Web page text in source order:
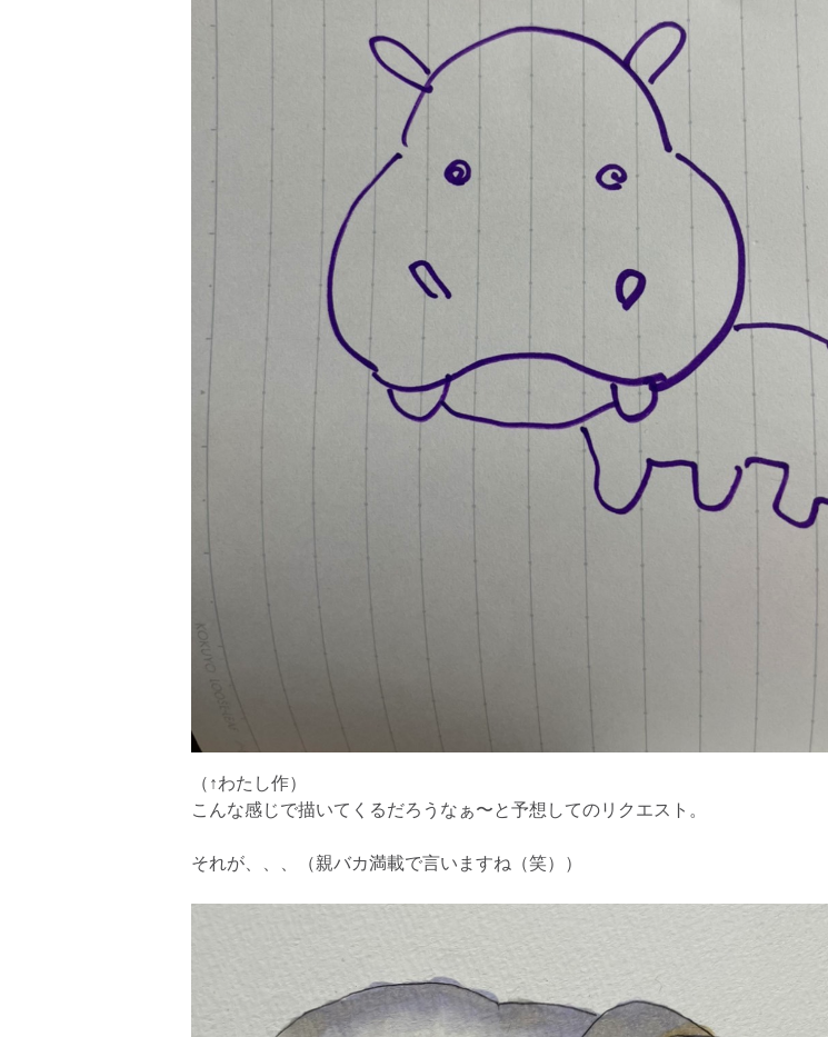
（↑わたし作）
こんな感じで描いてくるだろうなぁ〜と予想してのリクエスト。
それが、、、（親バカ満載で言いますね（笑））